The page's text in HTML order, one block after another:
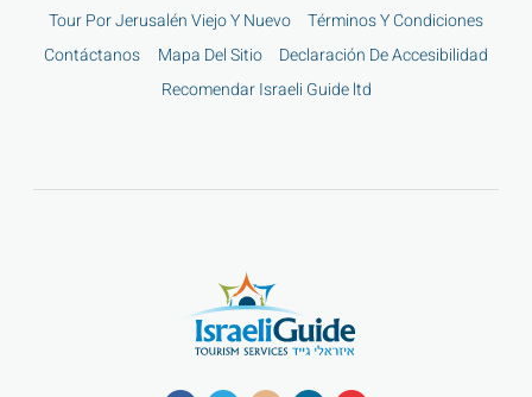
Tour Por Jerusalén Viejo Y Nuevo
Términos Y Condiciones
Contáctanos
Mapa Del Sitio
Declaración De Accesibilidad
Recomendar Israeli Guide ltd